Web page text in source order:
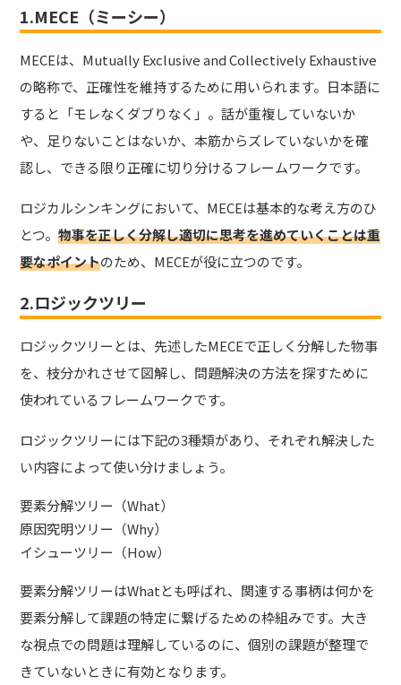
1.MECE（ミーシー）
MECEは、Mutually Exclusive and Collectively Exhaustive
の略称で、正確性を維持するために用いられます。日本語に
すると「モレなくダブりなく」。話が重複していないか
や、足りないことはないか、本筋からズレていないかを確
認し、できる限り正確に切り分けるフレームワークです。
ロジカルシンキングにおいて、MECEは基本的な考え方のひ
とつ。物事を正しく分解し適切に思考を進めていくことは重
要なポイントのため、MECEが役に立つのです。
2.ロジックツリー
ロジックツリーとは、先述したMECEで正しく分解した物事
を、枝分かれさせて図解し、問題解決の方法を探すために
使われているフレームワークです。
ロジックツリーには下記の3種類があり、それぞれ解決した
い内容によって使い分けましょう。
要素分解ツリー（What）
原因究明ツリー（Why）
イシューツリー（How）
要素分解ツリーはWhatとも呼ばれ、関連する事柄は何かを
要素分解して課題の特定に繋げるための枠組みです。大き
な視点での問題は理解しているのに、個別の課題が整理で
きていないときに有効となります。